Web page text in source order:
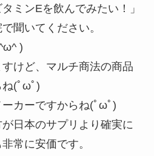
ミンEを飲んでみたい！」
聞いてください。
)
けど、マルチ商法の商品
ね(ﾟωﾟ)
カーですからね(ﾟωﾟ)
日本のサプリより確実に
常に安価です。